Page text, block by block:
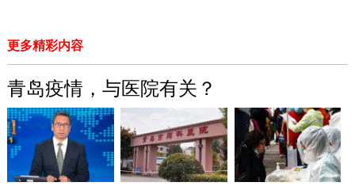
更多精彩内容
青岛疫情，与医院有关？